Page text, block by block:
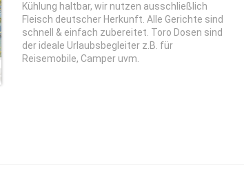
Kühlung haltbar, wir nutzen ausschließlich
Fleisch deutscher Herkunft. Alle Gerichte sind
schnell & einfach zubereitet. Toro Dosen sind
der ideale Urlaubsbegleiter z.B. für
Reisemobile, Camper uvm.